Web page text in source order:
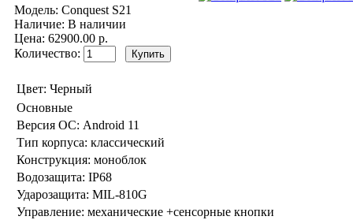
Модель: Conquest S21
Наличие: В наличии
Цена: 62900.00 р.
Количество:
Цвет: Черный
Основные
Версия ОС: Android 11
Тип корпуса: классический
Конструкция: моноблок
Водозащита: IP68
Ударозащита: MIL-810G
Управление: механические +сенсорные кнопки